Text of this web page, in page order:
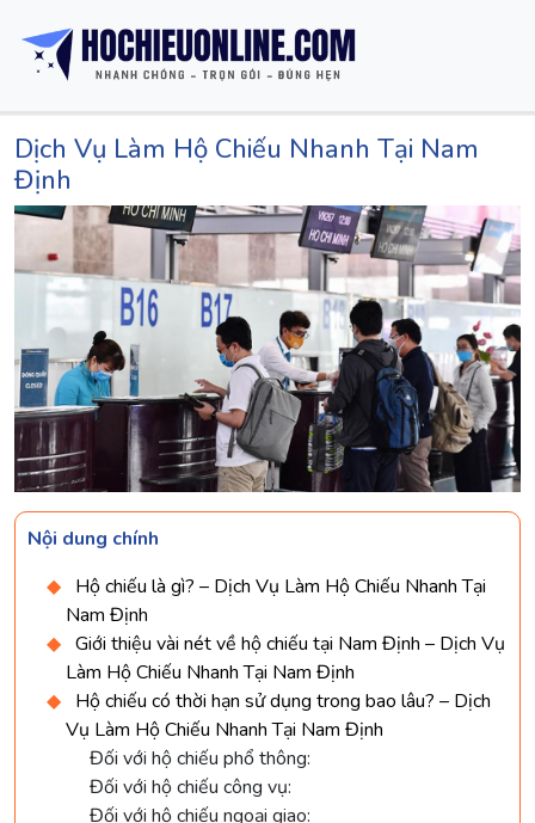
Dịch Vụ Làm Hộ Chiếu Nhanh Tại Nam
Định
Nội dung chính
Hộ chiếu là gì? – Dịch Vụ Làm Hộ Chiếu Nhanh Tại
Nam Định
Giới thiệu vài nét về hộ chiếu tại Nam Định – Dịch Vụ
Làm Hộ Chiếu Nhanh Tại Nam Định
Hộ chiếu có thời hạn sử dụng trong bao lâu? – Dịch
Vụ Làm Hộ Chiếu Nhanh Tại Nam Định
Đối với hộ chiếu phổ thông:
Đối với hộ chiếu công vụ:
Đối với hộ chiếu ngoại giao: